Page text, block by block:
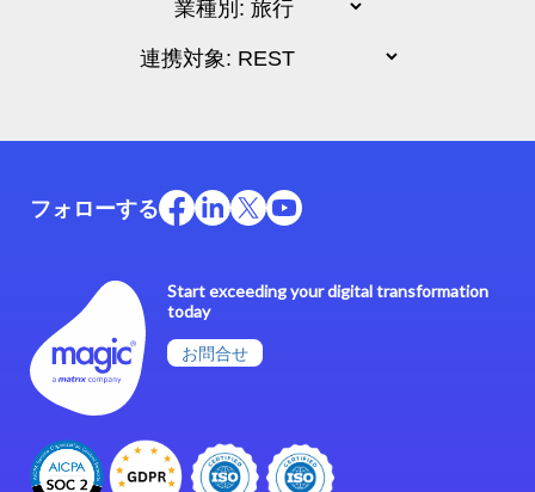
Start exceeding your digital transformation
today
お問合せ
フォローする